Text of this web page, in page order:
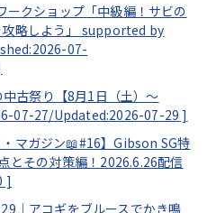
ークショップ「中級編！サビの
略しよう」 supported by
07-
古祭り【8月1日（土）～
07-27/Updated:2026-07-29 ]
・マガジン📖#16】Gibson SG特
とその対策編！2026.6.26配信
]
｜アコギをブルースでかき鳴